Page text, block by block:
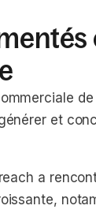
et
a